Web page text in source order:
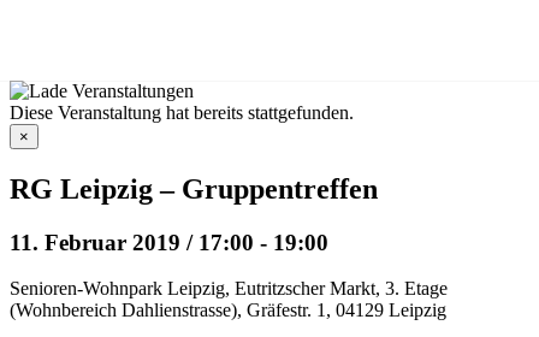
Diese Veranstaltung hat bereits stattgefunden.
×
RG Leipzig – Gruppentreffen
11. Februar 2019 / 17:00 - 19:00
Senioren-Wohnpark Leipzig, Eutritzscher Markt, 3. Etage
(Wohnbereich Dahlienstrasse), Gräfestr. 1, 04129 Leipzig